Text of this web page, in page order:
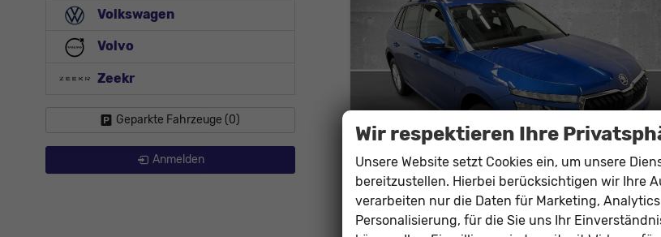
Skoda Kamiq
Volkswagen
Volvo
Zeekr
Geparkte Fahrzeuge (0)
Anmelden
Wir respektieren Ihre
Unsere Website setzt Cookies ein, um unsere
bereitzustellen. Hierbei berücksichtigen wir Ihre
verarbeiten nur die Daten für Marketing,
Personalisierung, für die Sie uns Ihr